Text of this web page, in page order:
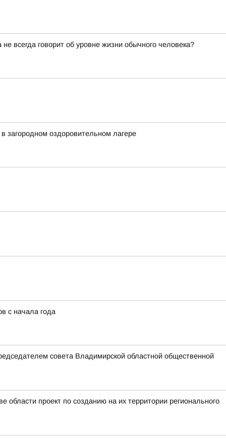
всегда говорит об уровне жизни обычного человека?
загородном оздоровительном лагере
с начала года
совета Владимирской областной общественной
проект по созданию на их территории регионального